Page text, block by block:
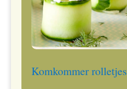
Komkommer rolletjes